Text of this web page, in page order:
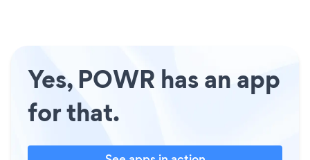
Yes, POWR has an app
for that.